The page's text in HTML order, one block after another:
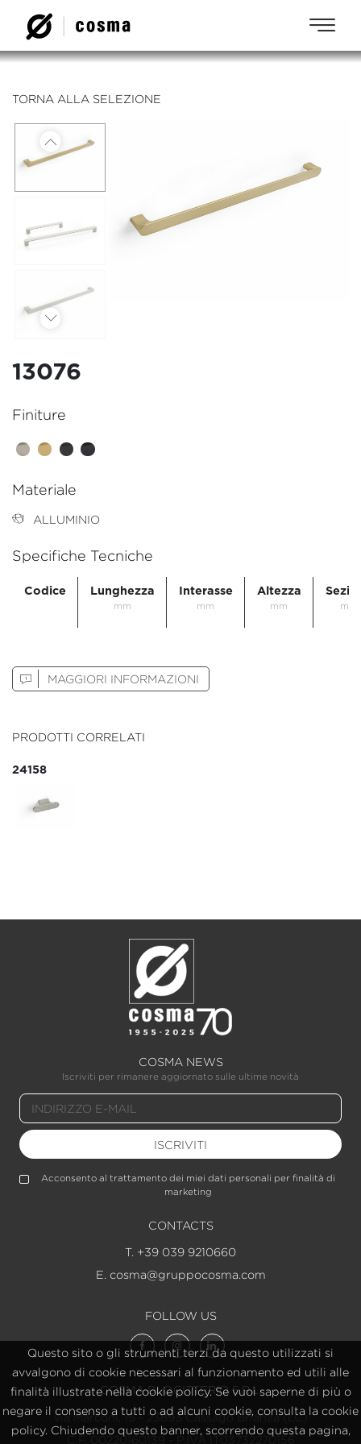
Questo sito o gli strumenti terzi da questo utilizzati si
avvalgono di cookie necessari al funzionamento ed utili alle
finalità illustrate nella cookie policy. Se vuoi saperne di più o
negare il consenso a tutti o ad alcuni cookie, consulta la cookie
policy. Chiudendo questo banner, scorrendo questa pagina,
TORNA ALLA SELEZIONE
13076
Finiture
Materiale
ALLUMINIO
Specifiche Tecniche
Codice Lunghezza
mm
Interasse
mm
Altezza
mm mm
MAGGIORI INFORMAZIONI
PRODOTTI CORRELATI
24158
COSMA NEWS
Iscriviti per rimanere aggiornato sulle ultime novità
ISCRIVITI
Acconsento al trattamento dei miei dati personali per finalità di
marketing
CONTACTS
T. +39 039 9210660
E. cosma@gruppocosma.com
FOLLOW US
COSMA DI O.CITTERIO S.R.L.
via Marconi, 15 - 23893 Cassago Brianza (LC)
C.F. 00220160139 - P.IVA IT03732270156